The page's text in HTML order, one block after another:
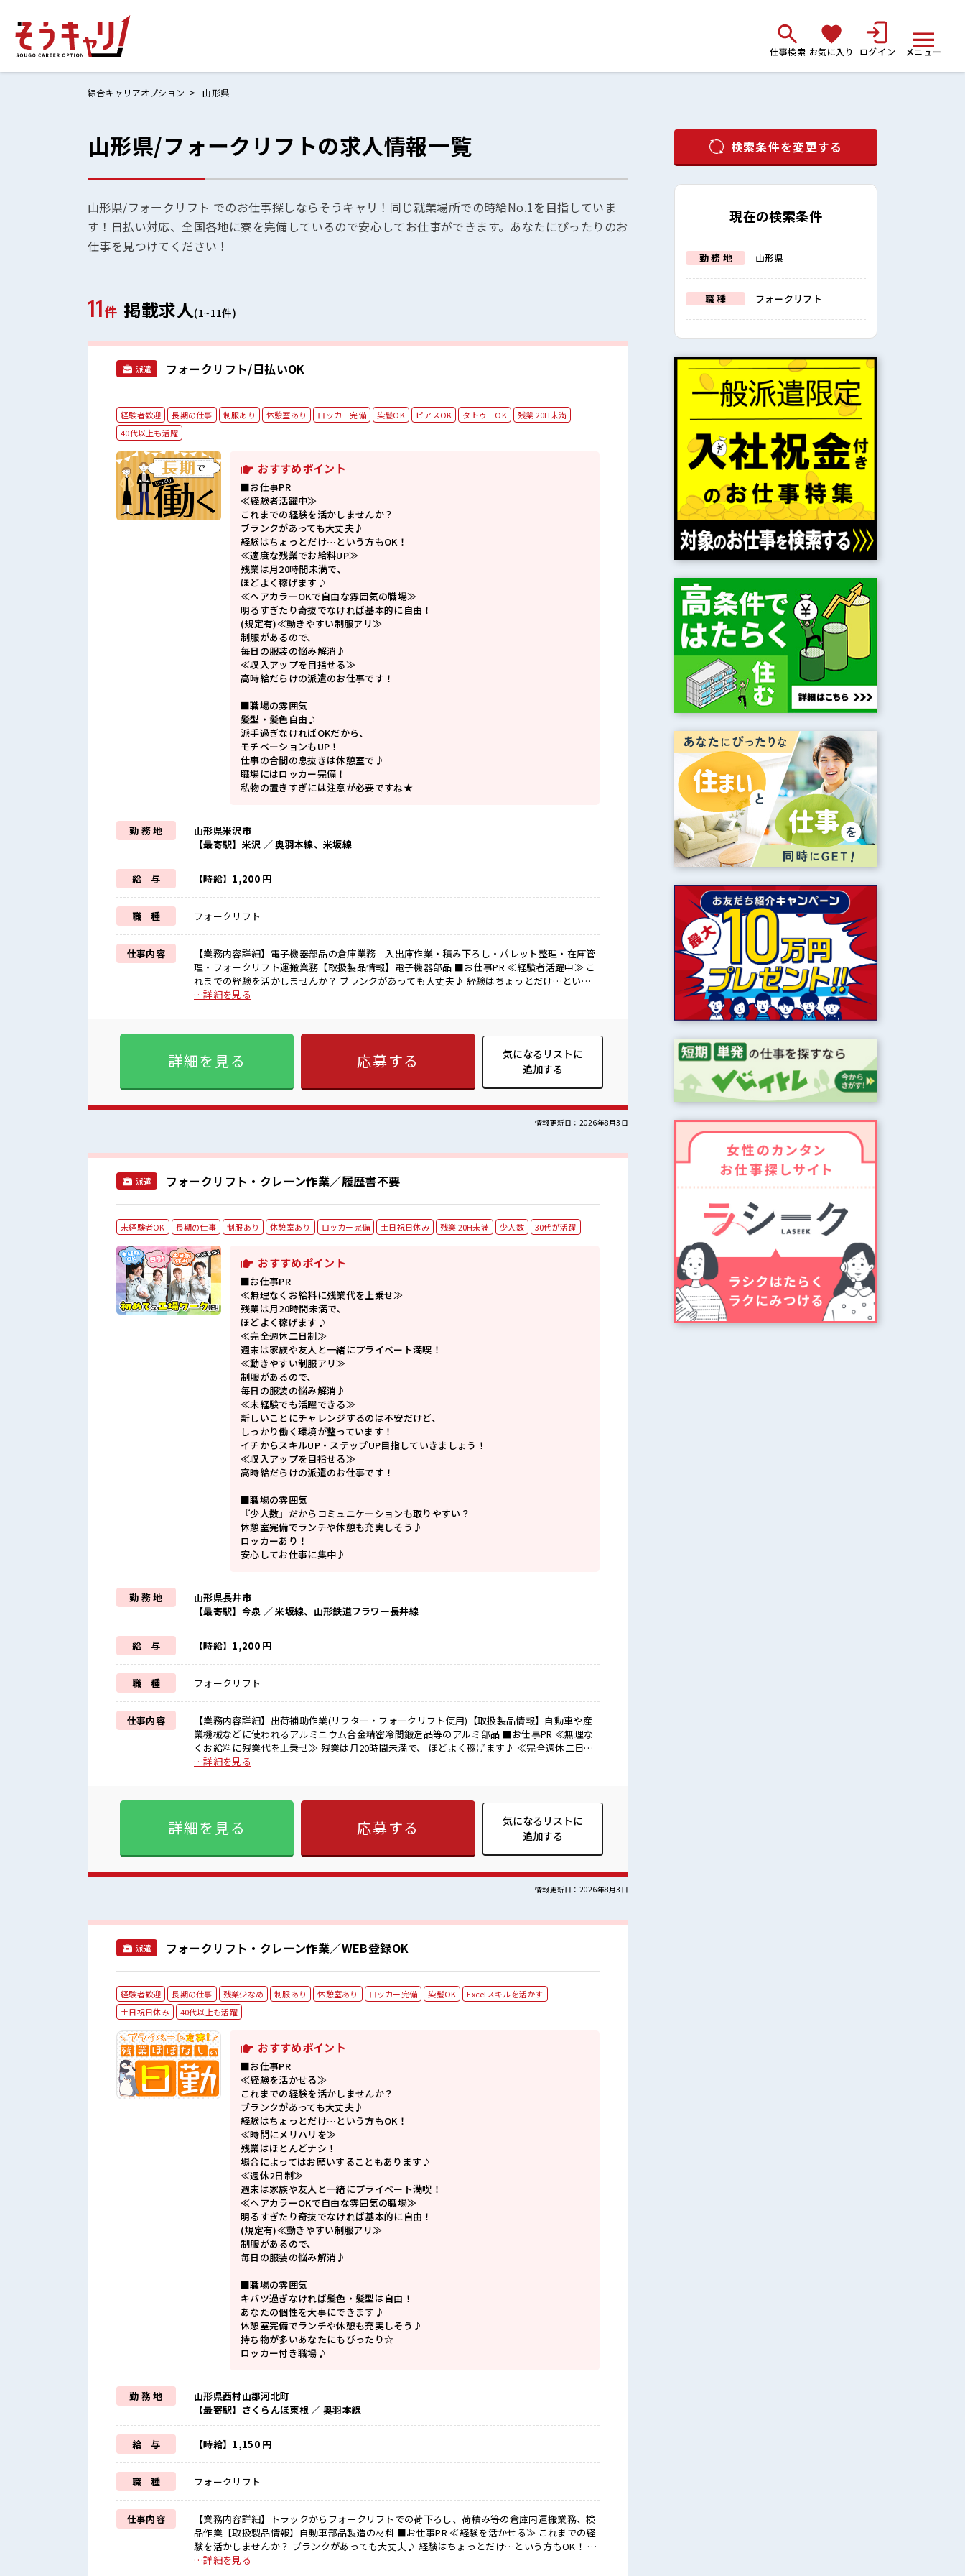
仕事検索 お気に入り ログイン メニュー
ホームにもどる
お気に入りリスト
お問い合わせ
綜合キャリアオプション 山形県
山形県/フォークリフトの求人情報一覧
山形県/フォークリフト でのお仕事探しならそうキャリ！同じ就業場所での時給No.1を目指していま
す！日払い対応、全国各地に寮を完備しているので安心してお仕事ができます。あなたにぴったりのお
仕事を見つけてください！
11件 掲載求人(1~11件)
派遣 フォークリフト/日払いOK
経験者歓迎 長期の仕事 制服あり 休憩室あり ロッカー完備 染髪OK ピアスOK タトゥーOK
残業 20H未満
40代以上も活躍
おすすめポイント
■お仕事PR
≪経験者活躍中≫
これまでの経験を活かしませんか？
ブランクがあっても大丈夫♪
経験はちょっとだけ…という方もOK！
≪適度な残業でお給料UP≫
残業は月20時間未満で、
ほどよく稼げます♪
≪ヘアカラーOKで自由な雰囲気の職場≫
明るすぎたり奇抜でなければ基本的に自由！
(規定有)≪動きやすい制服アリ≫
制服があるので、
毎日の服装の悩み解消♪
≪収入アップを目指せる≫
高時給だらけの派遣のお仕事です！
■職場の雰囲気
髪型・髪色自由♪
派手過ぎなければOKだから、
モチベーションもUP！
仕事の合間の息抜きは休憩室で♪
職場にはロッカー完備！
私物の置きすぎには注意が必要ですね★
勤 務 地
山形県米沢市
【最寄駅】米沢 ／ 奥羽本線、米坂線
給 与 【時給】1,200 円
職 種 フォークリフト
仕事内容
【業務内容詳細】電子機器部品の倉庫業務 入出庫作業・積み下ろし・パレット整理・在庫管
理・フォークリフト運搬業務【取扱製品情報】電子機器部品 ■お仕事PR ≪経験者活躍中≫ こ
れまでの経験を活かしませんか？ ブランクがあっても大丈夫♪ 経験はちょっとだけ…という
方もOK！ ≪適度な残業でお給料UP≫ 残業は月20時間未満で、 ほどよく稼げます♪ ≪ヘアカ
給だらけの派遣のお仕事です！ ■職場の雰囲気 髪型・髪色自由♪ 派手過ぎなければOKだか
ら、 モチベーションもUP！ 仕事の合間の息抜きは休憩室で♪ 職場にはロッカー完備！ 私物の
置きすぎには注意が必要ですね★
…詳細を見る
詳細を見る 応募する
気になるリストに
追加する
情報更新日：2026年8月3日
派遣 フォークリフト・クレーン作業／履歴書不要
未経験者OK 長期の仕事 制服あり 休憩室あり ロッカー完備 土日祝日休み 残業 20H未満 少人数 30代が活躍
おすすめポイント
■お仕事PR
≪無理なくお給料に残業代を上乗せ≫
残業は月20時間未満で、
ほどよく稼げます♪
≪完全週休二日制≫
週末は家族や友人と一緒にプライベート満喫！
≪動きやすい制服アリ≫
制服があるので、
毎日の服装の悩み解消♪
≪未経験でも活躍できる≫
新しいことにチャレンジするのは不安だけど、
しっかり働く環境が整っています！
イチからスキルUP・ステップUP目指していきましょう！
≪収入アップを目指せる≫
高時給だらけの派遣のお仕事です！
■職場の雰囲気
『少人数』だからコミュニケーションも取りやすい？
休憩室完備でランチや休憩も充実しそう♪
ロッカーあり！
安心してお仕事に集中♪
勤 務 地
山形県長井市
【最寄駅】今泉 ／ 米坂線、山形鉄道フラワー長井線
給 与 【時給】1,200 円
職 種 フォークリフト
仕事内容
【業務内容詳細】出荷補助作業(リフター・フォークリフト使用)【取扱製品情報】自動車や産
業機械などに使われるアルミニウム合金精密冷間鍛造品等のアルミ部品 ■お仕事PR ≪無理な
くお給料に残業代を上乗せ≫ 残業は月20時間未満で、 ほどよく稼げます♪ ≪完全週休二日制
≫ 週末は家族や友人と一緒にプライベート満喫！ ≪動きやすい制服アリ≫ 制服があるので、
ょう！ ≪収入アップを目指せる≫ 高時給だらけの派遣のお仕事です！ ■職場の雰囲気 『少人
数』だからコミュニケーションも取りやすい？ 休憩室完備でランチや休憩も充実しそう♪ ロ
ッカーあり！ 安心してお仕事に集中♪
…詳細を見る
詳細を見る 応募する
気になるリストに
追加する
情報更新日：2026年8月3日
派遣 フォークリフト・クレーン作業／WEB登録OK
経験者歓迎 長期の仕事 残業少なめ 制服あり 休憩室あり ロッカー完備 染髪OK
Excelスキルを活かす
土日祝日休み
40代以上も活躍
おすすめポイント
■お仕事PR
≪経験を活かせる≫
これまでの経験を活かしませんか？
ブランクがあっても大丈夫♪
経験はちょっとだけ…という方もOK！
≪時間にメリハリを≫
残業はほとんどナシ！
場合によってはお願いすることもあります♪
≪週休2日制≫
週末は家族や友人と一緒にプライベート満喫！
≪ヘアカラーOKで自由な雰囲気の職場≫
明るすぎたり奇抜でなければ基本的に自由！
(規定有)≪動きやすい制服アリ≫
制服があるので、
毎日の服装の悩み解消♪
■職場の雰囲気
キバツ過ぎなければ髪色・髪型は自由！
あなたの個性を大事にできます♪
休憩室完備でランチや休憩も充実しそう♪
持ち物が多いあなたにもぴったり☆
ロッカー付き職場♪
勤 務 地
山形県西村山郡河北町
【最寄駅】さくらんぼ東根 ／ 奥羽本線
給 与 【時給】1,150 円
職 種 フォークリフト
仕事内容
【業務内容詳細】トラックからフォークリフトでの荷下ろし、荷積み等の倉庫内運搬業務、検
品作業【取扱製品情報】自動車部品製造の材料 ■お仕事PR ≪経験を活かせる≫ これまでの経
験を活かしませんか？ ブランクがあっても大丈夫♪ 経験はちょっとだけ…という方もOK！ ≪
時間にメリハリを≫ 残業はほとんどナシ！ 場合によってはお願いすることもあります♪ ≪週
…詳細を見る
検索条件を変更する
現在の検索条件
勤 務 地 山形県
職 種 フォークリフト